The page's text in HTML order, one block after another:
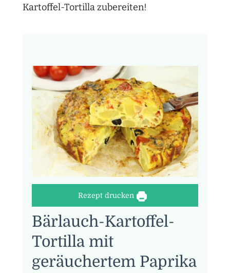
Kartoffel-Tortilla zubereiten!
Rezept drucken
Bärlauch-Kartoffel-
Tortilla mit
geräuchertem Paprika